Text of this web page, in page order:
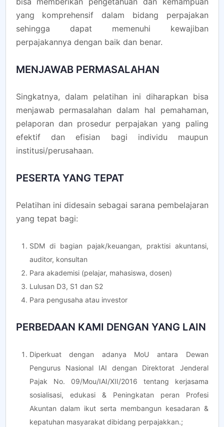
yang komprehensif dalam bidang perpajakan
sehingga dapat memenuhi kewajiban
perpajakannya dengan baik dan benar.
MENJAWAB PERMASALAHAN
Singkatnya, dalam pelatihan ini diharapkan bisa
menjawab permasalahan dalam hal pemahaman,
pelaporan dan prosedur perpajakan yang paling
efektif dan efisian bagi individu maupun
institusi/perusahaan.
PESERTA YANG TEPAT
Pelatihan ini didesain sebagai sarana pembelajaran
yang tepat bagi:
SDM di bagian pajak/keuangan, praktisi akuntansi,
auditor, konsultan
Para akademisi (pelajar, mahasiswa, dosen)
Lulusan D3, S1 dan S2
Para pengusaha atau investor
PERBEDAAN KAMI DENGAN YANG LAIN
Diperkuat dengan adanya MoU antara Dewan
Pengurus Nasional IAI dengan Direktorat Jenderal
Pajak No. 09/Mou/IAI/XII/2016 tentang kerjasama
sosialisasi, edukasi & Peningkatan peran Profesi
Akuntan dalam ikut serta membangun kesadaran &
kepatuhan masyarakat dibidang perpajakkan.;